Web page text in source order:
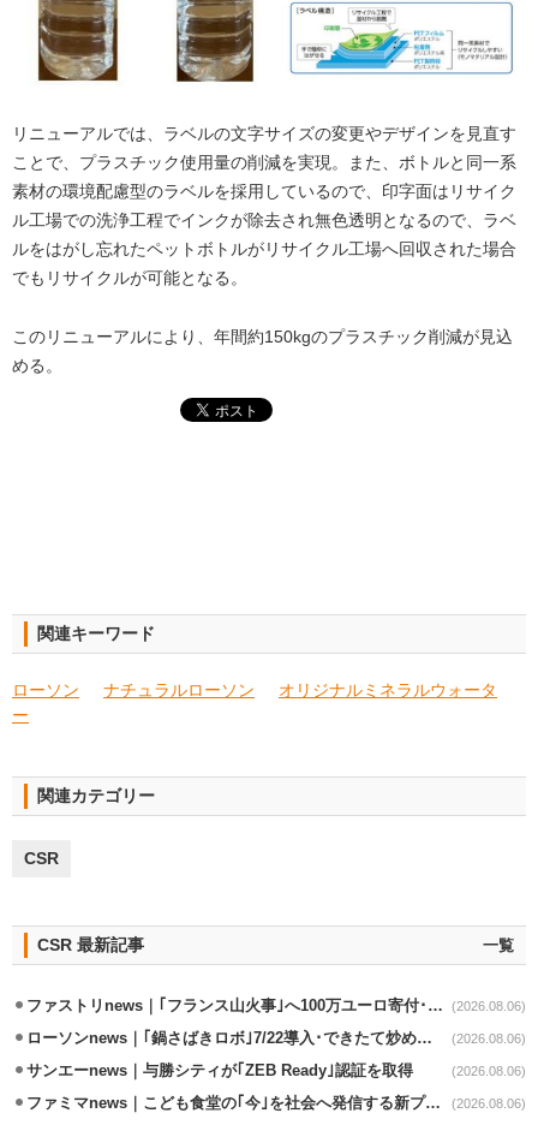
リニューアルでは、ラベルの文字サイズの変更やデザインを見直す
ことで、プラスチック使用量の削減を実現。また、ボトルと同一系
素材の環境配慮型のラベルを採用しているので、印字面はリサイク
ル工場での洗浄工程でインクが除去され無色透明となるので、ラベ
ルをはがし忘れたペットボトルがリサイクル工場へ回収された場合
でもリサイクルが可能となる。
このリニューアルにより、年間約150kgのプラスチック削減が見込
める。
関連キーワード
ローソン ナチュラルローソン
オリジナルミネラルウォータ
ー
関連カテゴリー
CSR
CSR 最新記事 一覧
ファストリnews｜｢フランス山火事｣へ100万ユーロ寄付･衣料5万点も提供 (2026.08.06)
ローソンnews｜｢鍋さばきロボ｣7/22導入･できたて炒めメニューを提供 (2026.08.06)
サンエーnews｜与勝シティが｢ZEB Ready｣認証を取得 (2026.08.06)
ファミマnews｜こども食堂の｢今｣を社会へ発信する新プロジェクト始動 (2026.08.06)